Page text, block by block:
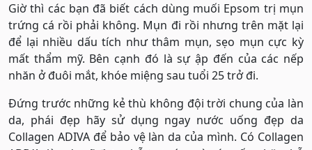
Giờ thì các bạn đã biết cách dùng muối Epsom trị mụn
trứng cá rồi phải không. Mụn đi rồi nhưng trên mặt lại
để lại nhiều dấu tích như thâm mụn, sẹo mụn cực kỳ
mất thẩm mỹ. Bên cạnh đó là sự ập đến của các nếp
nhăn ở đuôi mắt, khóe miệng sau tuổi 25 trở đi.
Đứng trước những kẻ thù không đội trời chung của làn
da, phái đẹp hãy sử dụng ngay nước uống đẹp da
Collagen ADIVA để bảo vệ làn da của mình. Có Collagen